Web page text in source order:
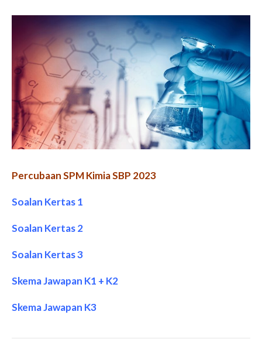
Percubaan SPM Kimia SBP 2023
Soalan Kertas 1
Soalan Kertas 2
Soalan Kertas 3
Skema Jawapan K1 + K2
Skema Jawapan K3